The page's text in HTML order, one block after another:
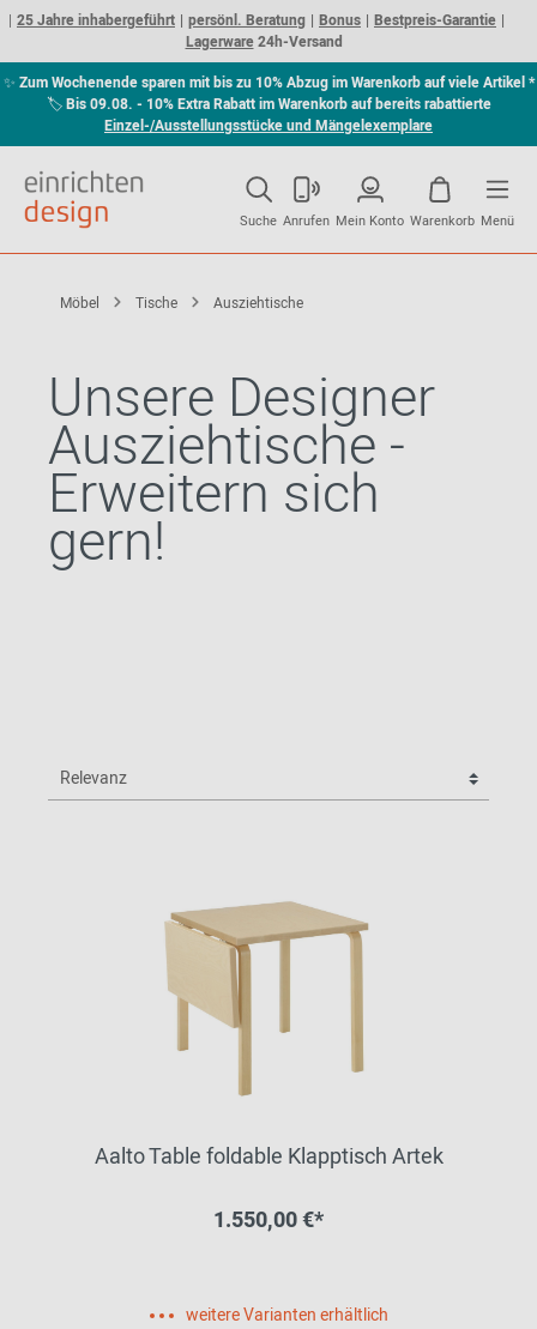
25 Jahre inhabergeführt persönl. Beratung Bonus
Bestpreis-Garantie
Lagerware24h-Versand
✨ Zum Wochenende sparen mit bis zu 10% Abzug im Warenkorb auf viele Artikel *
🏷Bis 09.08. - 10% Extra Rabatt im Warenkorb auf bereits rabattierte
Einzel-/Ausstellungsstücke und Mängelexemplare
Suche Anrufen Mein Konto Warenkorb Menü
Möbel Tische Ausziehtische
Unsere Designer
Ausziehtische -
Erweitern sich
gern!
Aalto Table foldable Klapptisch Artek
1.550,00 €*
weitere Varianten erhältlich